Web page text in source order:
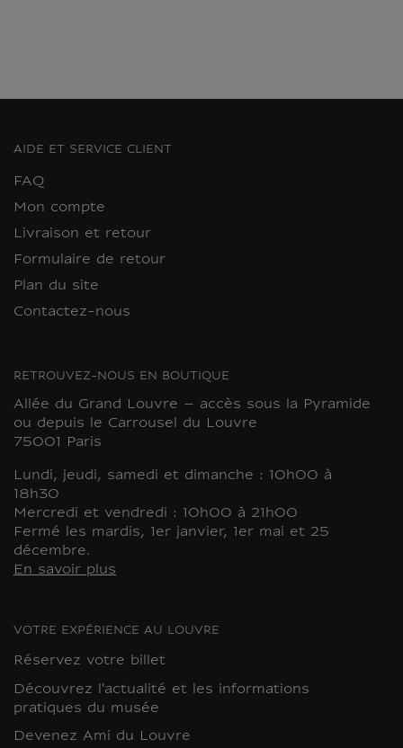
AIDE ET SERVICE CLIENT
FAQ
Mon compte
Livraison et retour
Formulaire de retour
Plan du site
Contactez-nous
RETROUVEZ-NOUS EN BOUTIQUE
Allée du Grand Louvre – accès sous la Pyramide
ou depuis le Carrousel du Louvre
75001 Paris
Lundi, jeudi, samedi et dimanche : 10h00 à
18h30
Mercredi et vendredi : 10h00 à 21h00
Fermé les mardis, 1er janvier, 1er mai et 25
décembre.
En savoir plus
VOTRE EXPÉRIENCE AU LOUVRE
Réservez votre billet
Découvrez l'actualité et les informations
pratiques du musée
Devenez Ami du Louvre